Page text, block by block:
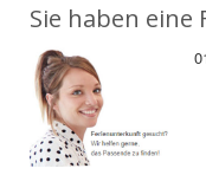
Sie haben eine